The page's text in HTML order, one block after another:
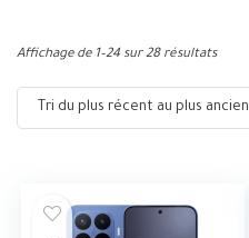
Affichage de 1–24 sur 28 résultats
Tri du plus récent au plus ancien